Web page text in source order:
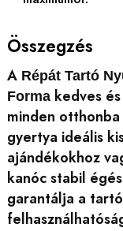
Összegzés
A Répát Tartó
Formakedves és
minden
gyertya ideális
ajándékokhoz
kanóc stabil
garantálja a